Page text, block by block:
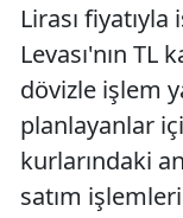
Lirası
Levası'nın TL
dövizle işlem
planlayanlar
kurlarındaki
satım